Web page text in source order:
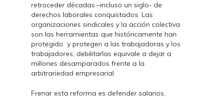
retroceder décadas –incluso un siglo- de
derechos laborales conquistados. Las
organizaciones sindicales y la acción colectiva
son las herramientas que históricamente han
protegido y protegen a las trabajadoras y los
trabajadores; debilitarlas equivale a dejar a
millones desamparados frente a la
arbitrariedad empresarial.
Frenar esta reforma es defender salarios,